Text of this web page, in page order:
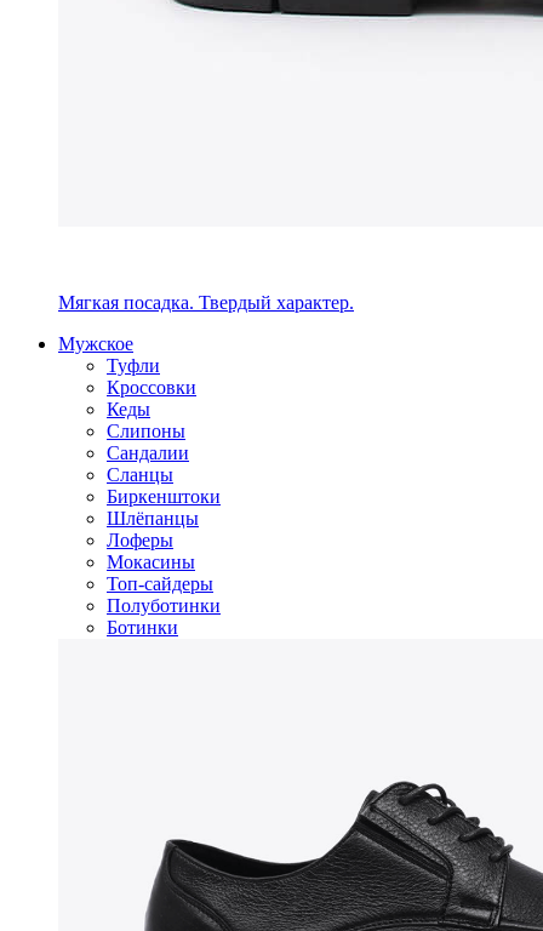
Мягкая посадка. Твердый характер.
Мужское
Туфли
Кроссовки
Кеды
Слипоны
Сандалии
Сланцы
Биркенштоки
Шлёпанцы
Лоферы
Мокасины
Топ-сайдеры
Полуботинки
Ботинки